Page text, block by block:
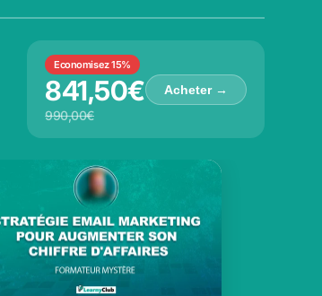
Economisez 15%
841,50€
990,00€
Acheter →